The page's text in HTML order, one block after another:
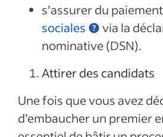
s’assurer du
sociales
via la
nominative (DSN).
Attirer des candidats
Une fois que vous avez
d’embaucher un premier